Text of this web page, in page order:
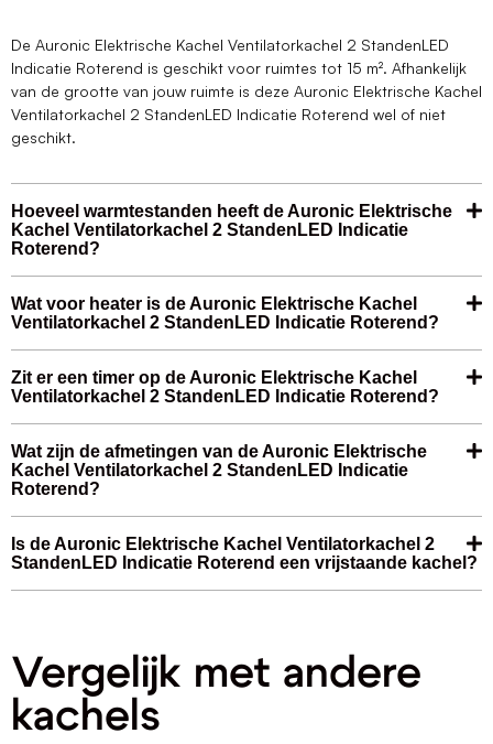
De Auronic Elektrische Kachel Ventilatorkachel 2 StandenLED
Indicatie Roterend is geschikt voor ruimtes tot 15 m². Afhankelijk
van de grootte van jouw ruimte is deze Auronic Elektrische Kachel
Ventilatorkachel 2 StandenLED Indicatie Roterend wel of niet
geschikt.
Hoeveel warmtestanden heeft de Auronic Elektrische
Kachel Ventilatorkachel 2 StandenLED Indicatie
Roterend?
Wat voor heater is de Auronic Elektrische Kachel
Ventilatorkachel 2 StandenLED Indicatie Roterend?
Zit er een timer op de Auronic Elektrische Kachel
Ventilatorkachel 2 StandenLED Indicatie Roterend?
Wat zijn de afmetingen van de Auronic Elektrische
Kachel Ventilatorkachel 2 StandenLED Indicatie
Roterend?
Is de Auronic Elektrische Kachel Ventilatorkachel 2
StandenLED Indicatie Roterend een vrijstaande kachel?
Vergelijk met andere
kachels